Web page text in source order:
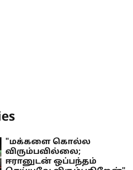
"மக்களை கொல்ல
விரும்பவில்லை;
ஈரானுடன் ஒப்பந்தம்